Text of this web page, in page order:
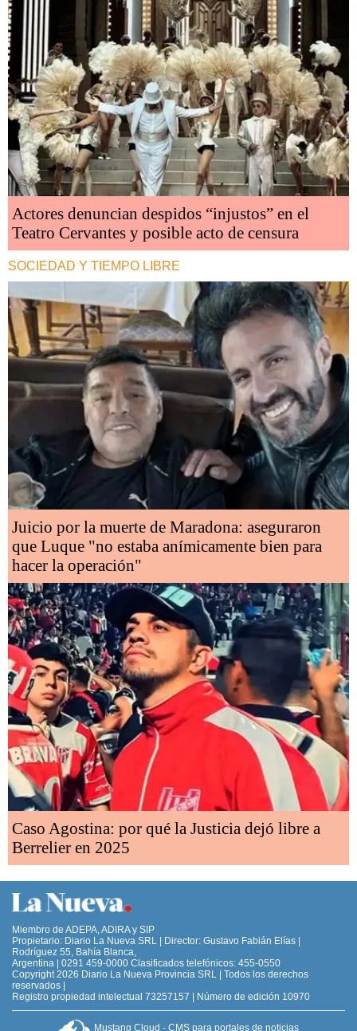
Actores denuncian despidos “injustos” en el
Teatro Cervantes y posible acto de censura
SOCIEDAD Y TIEMPO LIBRE
Juicio por la muerte de Maradona: aseguraron
que Luque "no estaba anímicamente bien para
hacer la operación"
Caso Agostina: por qué la Justicia dejó libre a
Berrelier en 2025
Miembro de ADEPA, ADIRA y SIP
Propietario: Diario La Nueva SRL | Director: Gustavo Fabián Elías |
Rodríguez 55, Bahía Blanca,
Argentina | 0291 459-0000 Clasificados telefónicos: 455-0550
Copyright 2026 Diario La Nueva Provincia SRL | Todos los derechos
reservados |
Registro propiedad intelectual 73257157 | Número de edición 10970
Mustang Cloud - CMS para portales de noticias